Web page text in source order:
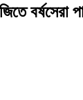
বর্ষসেরা